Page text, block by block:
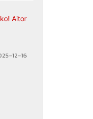
Aitor
12-16